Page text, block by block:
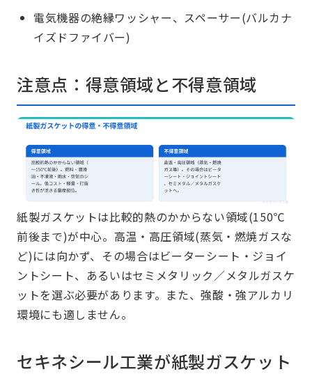
電気機器の絶縁ワッシャー、スペーサー(バルカナ
イズドファイバー)
注意点：得意領域と不得意領域
紙製ガスケットは比較的熱のかからない領域(150℃
前後まで)が中心。高温・高圧領域(蒸気・燃焼ガスな
ど)には向かず、その場合はビーターシート・ジョイ
ントシート、あるいはセミメタリック／メタルガスケ
ットを選ぶ必要があります。また、強酸・強アルカリ
環境にも適しません。
セキネシール工業が紙製ガスケット